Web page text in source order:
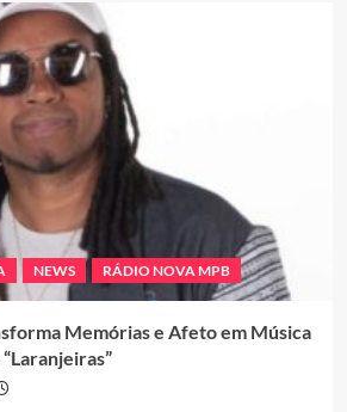
NEWS RÁDIO NOVA MPB
Memórias e Afeto em Música